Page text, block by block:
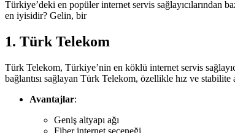
Türkiye’deki en popüler internet servis sağlayıcılarından
en iyisidir? Gelin, bir
1. Türk Telekom
Türk Telekom, Türkiye’nin en köklü internet servis
bağlantısı sağlayan Türk Telekom, özellikle hız ve stabilite
Avantajlar:
Geniş altyapı ağı
Fiber internet seçeneği